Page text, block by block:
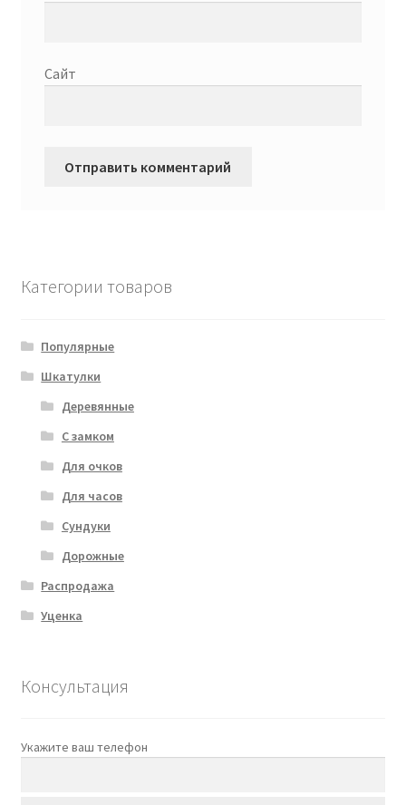
Сайт
Категории товаров
Популярные
Шкатулки
Деревянные
С замком
Для очков
Для часов
Сундуки
Дорожные
Распродажа
Уценка
Консультация
Укажите ваш телефон